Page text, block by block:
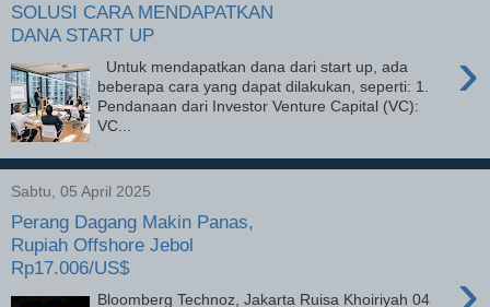
SOLUSI CARA MENDAPATKAN
DANA START UP
›
Untuk mendapatkan dana dari start up, ada
beberapa cara yang dapat dilakukan, seperti: 1.
Pendanaan dari Investor Venture Capital (VC):
VC...
Sabtu, 05 April 2025
Perang Dagang Makin Panas,
Rupiah Offshore Jebol
Rp17.006/US$
Bloomberg Technoz, Jakarta Ruisa Khoiriyah 04